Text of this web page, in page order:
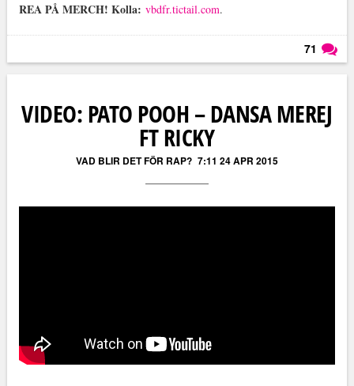
REA PÅ MERCH! Kolla: vbdfr.tictail.com.
71
VIDEO: PATO POOH – DANSA MEREJ
FT RICKY
VAD BLIR DET FÖR RAP? 7:11 24 APR 2015